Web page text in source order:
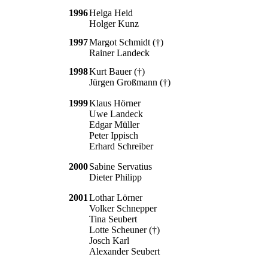
1996Helga Heid
Holger Kunz
1997Margot Schmidt (†)
Rainer Landeck
1998Kurt Bauer (†)
Jürgen Großmann (†)
1999Klaus Hörner
Uwe Landeck
Edgar Müller
Peter Ippisch
Erhard Schreiber
2000Sabine Servatius
Dieter Philipp
2001 Lothar Lörner
Volker Schnepper
Tina Seubert
Lotte Scheuner (†)
Josch Karl
Alexander Seubert